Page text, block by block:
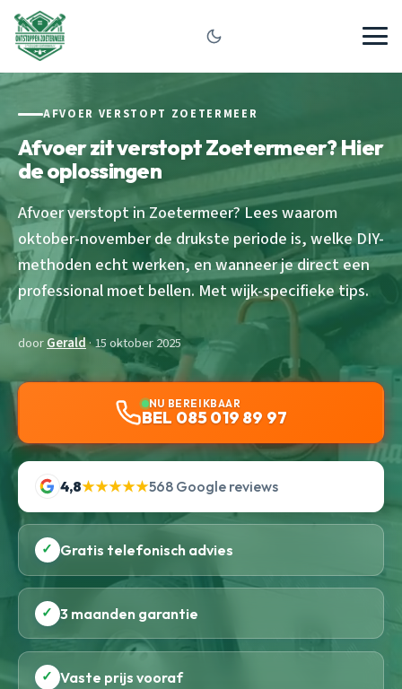
AFVOER VERSTOPT ZOETERMEER
Afvoer zit verstopt Zoetermeer? Hier
de oplossingen
Afvoer verstopt in Zoetermeer? Lees waarom
oktober-november de drukste periode is, welke DIY-
methoden echt werken, en wanneer je direct een
professional moet bellen. Met wijk-specifieke tips.
doorGerald· 15 oktober 2025
NU BEREIKBAAR
BEL 085 019 89 97
4,8★★★★★568 Google reviews
✓ Gratis telefonisch advies
✓ 3 maanden garantie
✓ Vaste prijs vooraf